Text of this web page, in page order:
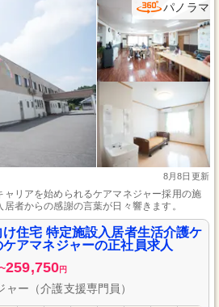
パノラマ
8月8日更新
リアを始められるケアマネジャー採用の施
者からの感謝の言葉が日々響きます。
住宅 特定施設入居者生活介護ケ
アマネジャーの正社員求人
259,750円
ー（介護支援専門員）